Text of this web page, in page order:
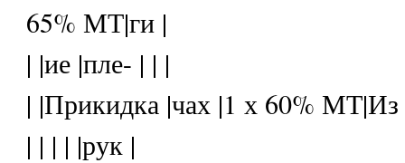
65% МТ|ги |
| |ие |пле- | | |
| |Прикидка |чах |1 х 60% МТ|Из
| | | | |рук |